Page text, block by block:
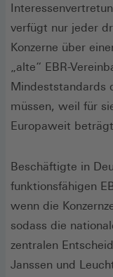
verfügt nur jeder
Konzerne über
„alte“ EBR-
Mindeststandards
müssen, weil für
Europaweit
Beschäftigte in
funktionsfähigen
wenn die
sodass die
zentralen
Janssen und